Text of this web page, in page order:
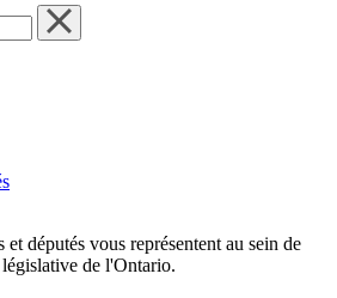
et députés vous représentent au sein de
de l'Ontario.